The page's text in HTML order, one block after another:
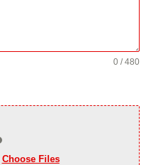
0 / 480
Choose Files